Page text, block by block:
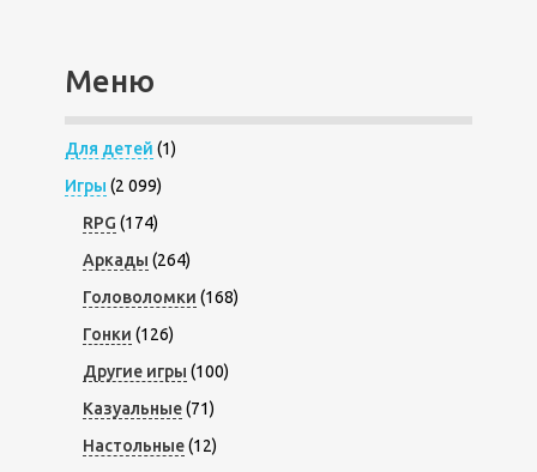
Меню
Для детей (1)
Игры (2 099)
RPG (174)
Аркады (264)
Головоломки (168)
Гонки (126)
Другие игры (100)
Казуальные(71)
Настольные(12)